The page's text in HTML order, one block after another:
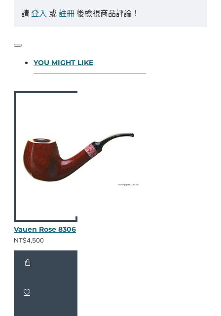
請登入 或註冊後檢視商品評論！
YOU MIGHT LIKE
Vauen Rose 8306
NT$4,500